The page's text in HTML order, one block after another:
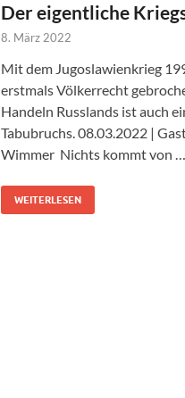
Der eigentliche
8. März 2022
Mit dem Jugoslawienkrieg
erstmals Völkerrecht
Handeln Russlands ist auch
Tabubruchs. 08.03.2022 |
Wimmer Nichts kommt von …
WEITERLESEN